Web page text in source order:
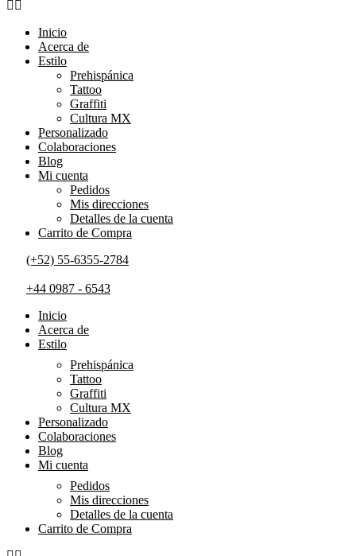
Inicio
Acerca de
Estilo
Prehispánica
Tattoo
Graffiti
Cultura MX
Personalizado
Colaboraciones
Blog
Mi cuenta
Pedidos
Mis direcciones
Detalles de la cuenta
Carrito de Compra
(+52) 55-6355-2784
+44 0987 - 6543
Inicio
Acerca de
Estilo
Prehispánica
Tattoo
Graffiti
Cultura MX
Personalizado
Colaboraciones
Blog
Mi cuenta
Pedidos
Mis direcciones
Detalles de la cuenta
Carrito de Compra